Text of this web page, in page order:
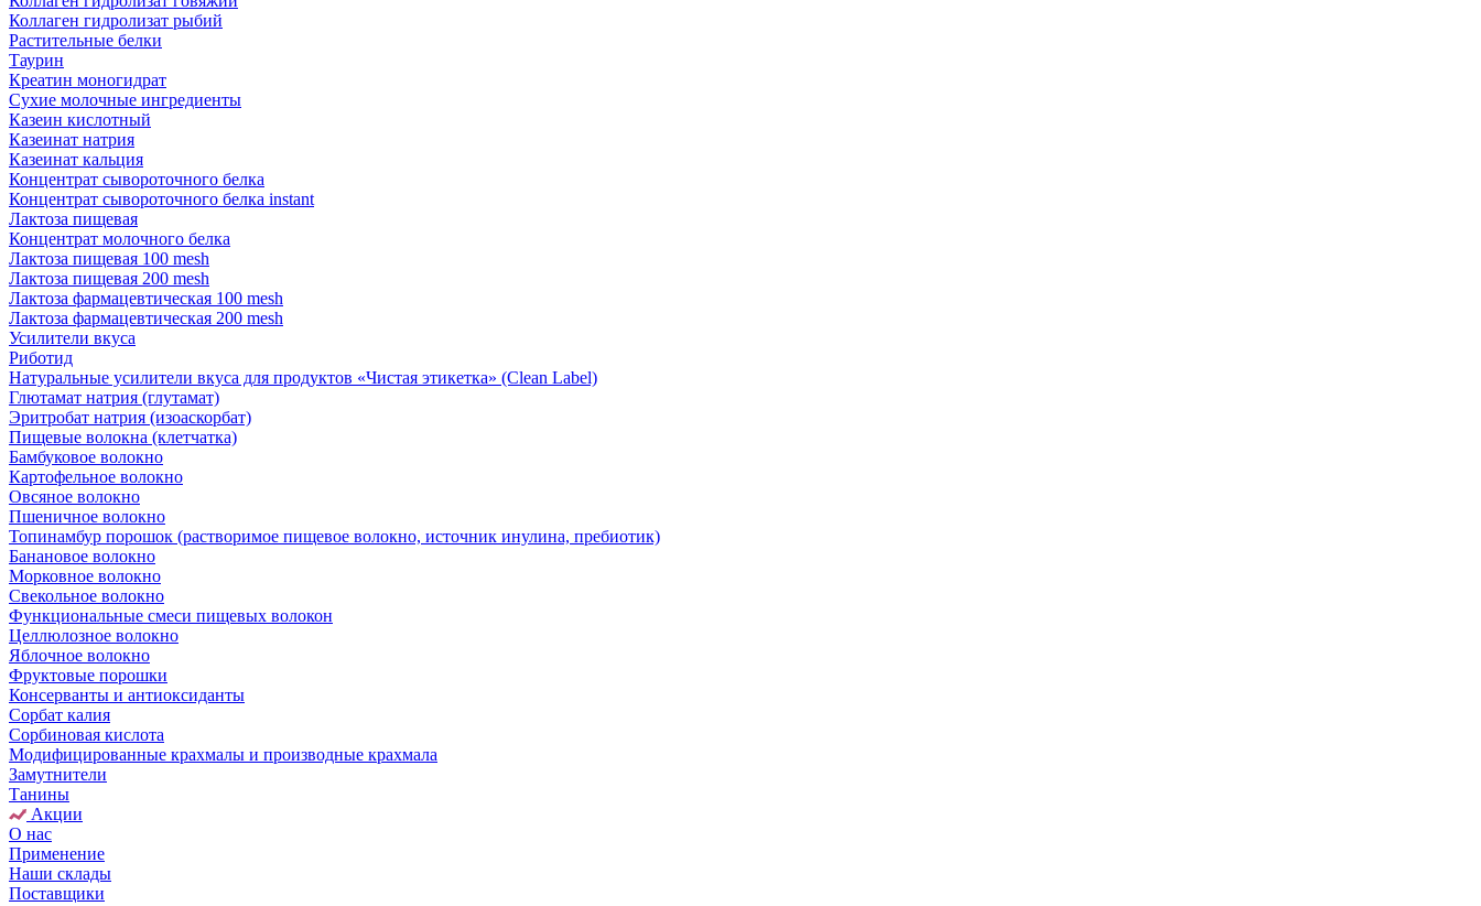
Коллаген гидролизат рыбий
Растительные белки
Таурин
Креатин моногидрат
Сухие молочные ингредиенты
Казеин кислотный
Казеинат натрия
Казеинат кальция
Концентрат сывороточного белка
Концентрат сывороточного белка instant
Лактоза пищевая
Концентрат молочного белка
Лактоза пищевая 100 mesh
Лактоза пищевая 200 mesh
Лактоза фармацевтическая 100 mesh
Лактоза фармацевтическая 200 mesh
Усилители вкуса
Риботид
Натуральные усилители вкуса для продуктов «Чистая этикетка» (Clean Label)
Глютамат натрия (глутамат)
Эритробат натрия (изоаскорбат)
Пищевые волокна (клетчатка)
Бамбуковое волокно
Картофельное волокно
Овсяное волокно
Пшеничное волокно
Топинамбур порошок (растворимое пищевое волокно, источник инулина, пребиотик)
Банановое волокно
Морковное волокно
Свекольное волокно
Функциональные смеси пищевых волокон
Целлюлозное волокно
Яблочное волокно
Фруктовые порошки
Консерванты и антиоксиданты
Сорбат калия
Сорбиновая кислота
Модифицированные крахмалы и производные крахмала
Замутнители
Танины
Акции
О нас
Применение
Наши склады
Поставщики